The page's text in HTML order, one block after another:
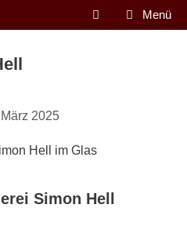
Menü
2025
Simon Hell